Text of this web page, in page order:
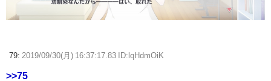
79: 2019/09/30(月) 16:37:17.83 ID:lqHdmOiK
>>75